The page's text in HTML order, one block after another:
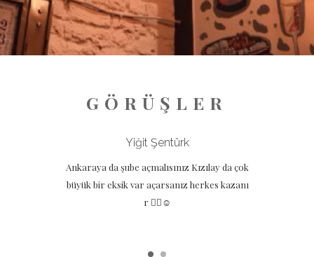
GÖRÜŞLER
Yiğit Şentürk
Ankaraya da şube açmalısınız Kızılay da çok
büyük bir eksik var açarsanız herkes kazanı
r 👍🏻☺️